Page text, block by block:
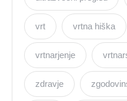
vrt vrtna hiška
vrtnarjenje
zdravje